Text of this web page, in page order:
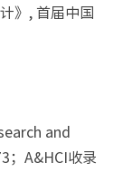
》, 首届中国
and
；A&HCI收录